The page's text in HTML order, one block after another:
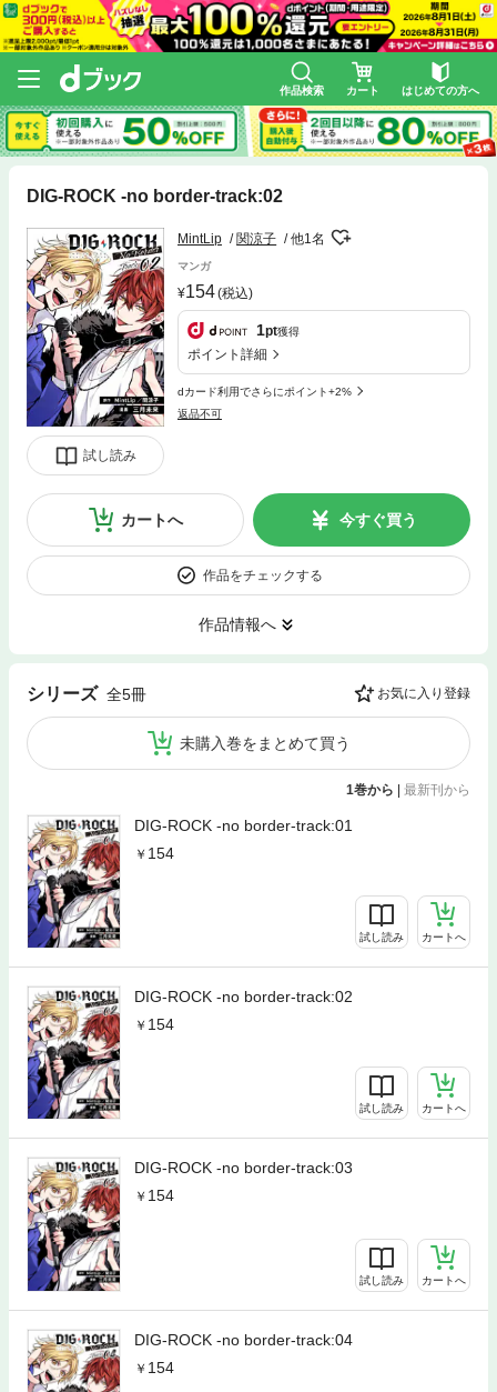
作品検索 カート はじめての方へ
DIG-ROCK -no border-track:02
試し読み
MintLip 関涼子 他1名
マンガ
154(税込)
1pt獲得
ポイント詳細
dカード利用でさらにポイント+2%
返品不可
カートへ 今すぐ買う
作品をチェックする
作品情報へ
シリーズ 全5冊 お気に入り登録
未購入巻をまとめて買う
1巻から | 最新刊から
DIG-ROCK -no border-track:01
154
試し読み カートへ
DIG-ROCK -no border-track:02
154
試し読み カートへ
DIG-ROCK -no border-track:03
154
試し読み カートへ
DIG-ROCK -no border-track:04
154